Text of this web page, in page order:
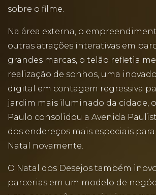
sobre o filme.
Na área externa, o
outras atrações interativas em
grandes marcas, o telão refletia
realização de sonhos, uma
digital em contagem regressiva
jardim mais iluminado da cidade,
Paulo consolidou a Avenida
dos endereços mais especiais
Natal novamente.
O Natal dos Desejos também
parcerias em um modelo de